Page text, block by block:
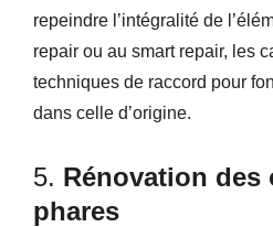
repeindre l’intégralité de
repair ou au smart repair, les
techniques de raccord pour
dans celle d’origine.
5. Rénovation des
phares